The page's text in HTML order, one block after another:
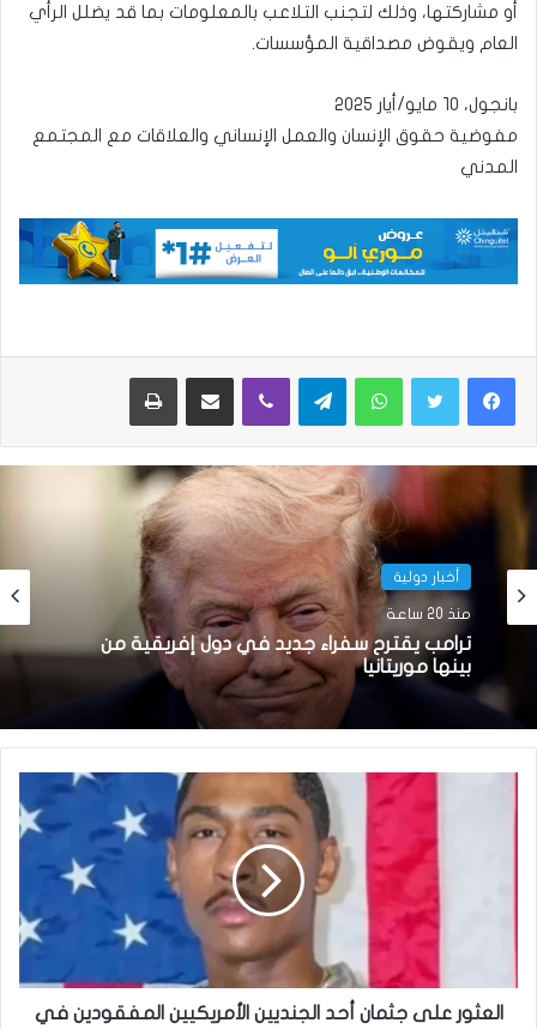
أو مشاركتها، وذلك لتجنب التلاعب بالمعلومات بما قد يضلل الرأي
العام ويقوض مصداقية المؤسسات.
بانجول، ١٠ مايو/أيار ٢٠٢٥
مفوضية حقوق الإنسان والعمل الإنساني والعلاقات مع المجتمع
المدني
واتساب تيلقرام ڤايبر مشاركة عبر البريد طباعة
أخبار دولية
منذ 20 ساعة
ترامب يقترح سفراء جديد في دول إفريقية من
بينها موريتانيا
العثور على جثمان أحد الجنديين الأمريكيين المفقودين في